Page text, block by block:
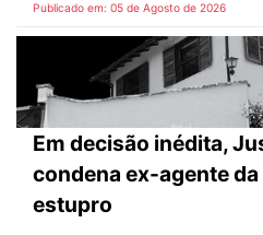
Publicado em: 05 de Agosto de 2026
Em decisão inédita,
condena ex-agente
estupro